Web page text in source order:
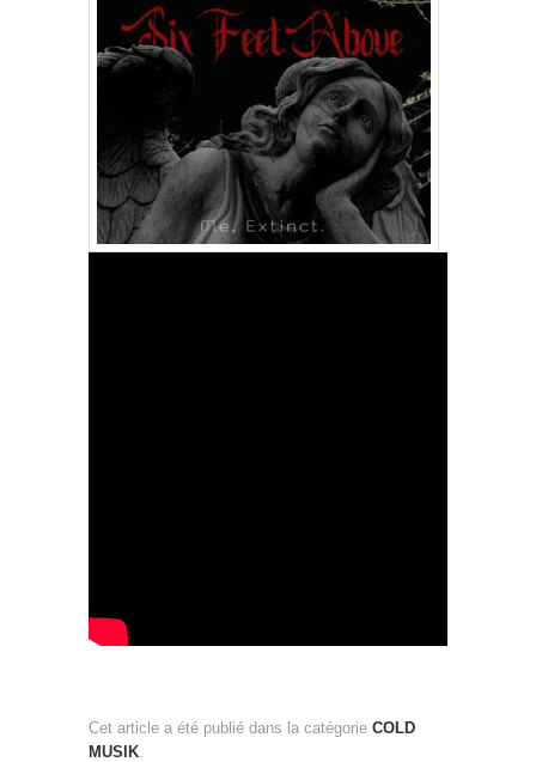
Cet article a été publié dans la catégorie COLD
MUSIK.